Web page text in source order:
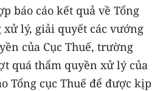
báo cáo kết quả về Tổng
xử lý, giải quyết các vướng
của Cục Thuế, trường
quá thẩm quyền xử lý của
Tổng cục Thuế để được kịp